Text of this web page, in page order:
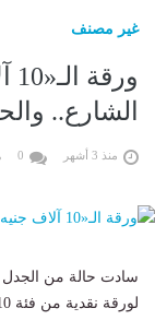
غير مصنف
الشارع..
منذ 3 أشهر 0
سادت حالة من